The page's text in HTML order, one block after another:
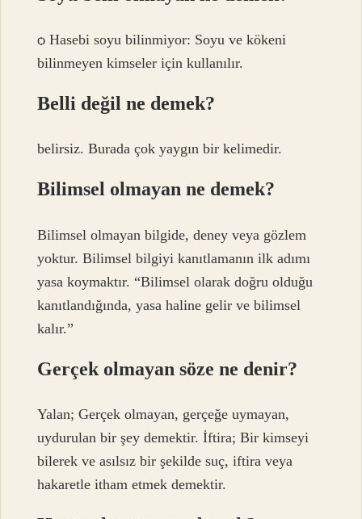
ѻ Hasebi soyu bilinmiyor: Soyu ve kökeni
bilinmeyen kimseler için kullanılır.
Belli değil ne demek?
belirsiz. Burada çok yaygın bir kelimedir.
Bilimsel olmayan ne demek?
Bilimsel olmayan bilgide, deney veya gözlem
yoktur. Bilimsel bilgiyi kanıtlamanın ilk adımı
yasa koymaktır. “Bilimsel olarak doğru olduğu
kanıtlandığında, yasa haline gelir ve bilimsel
kalır.”
Gerçek olmayan söze ne denir?
Yalan; Gerçek olmayan, gerçeğe uymayan,
uydurulan bir şey demektir. İftira; Bir kimseyi
bilerek ve asılsız bir şekilde suç, iftira veya
hakaretle itham etmek demektir.